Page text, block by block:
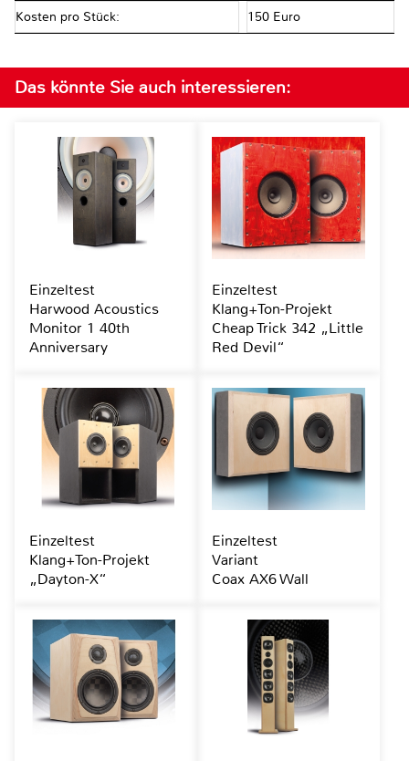
Kosten pro Stück: 150 Euro
Das könnte Sie auch interessieren:
Einzeltest
Harwood Acoustics
Monitor 1 40th
Anniversary
Einzeltest
Klang+Ton-Projekt
Cheap Trick 342 „Little
Red Devil“
Einzeltest
Klang+Ton-Projekt
„Dayton-X“
Einzeltest
Variant
Coax AX6 Wall